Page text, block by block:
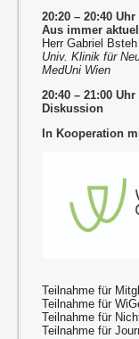
20:20 – 20:40 Uhr
Aus immer
Herr Gabriel Bsteh
Univ. Klinik für
MedUni Wien
20:40 – 21:00 Uhr
Diskussion
In Kooperation
Teilnahme für
Teilnahme für
Teilnahme für
Teilnahme für